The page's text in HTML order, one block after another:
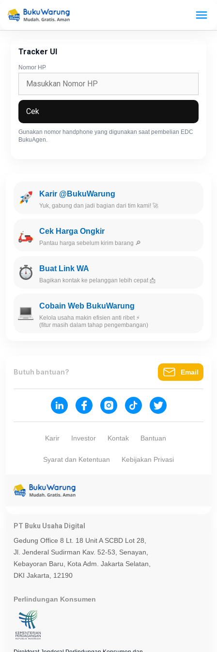
Tracker UI
Nomor HP
Cek
Gunakan nomor handphone yang digunakan saat pembelian EDC
BukuAgen.
Karir @BukuWarung
Yuk, gabung dan jadi bagian dari tim kami! 🚀
Cek Harga Ongkir
Pantau harga sebelum kirim barang 🔎
Buat Link WA
Bagikan kontak ke pelanggan lebih cepat 📩
Cobain Web BukuWarung
Kelola usaha makin efisien anti ribet ⚡️
(fitur masih dalam tahap pengembangan)
Butuh bantuan? Email
Karir Investor Kontak Bantuan
Syarat dan Ketentuan Kebijakan Privasi
PT Buku Usaha Digital
Gedung Office 8 Lt. 18 Unit A SCBD Lot 28,
Jl. Jenderal Sudirman Kav. 52-53, Senayan,
Kebayoran Baru, Kota Adm. Jakarta Selatan,
DKI Jakarta, 12190
Perlindungan Konsumen